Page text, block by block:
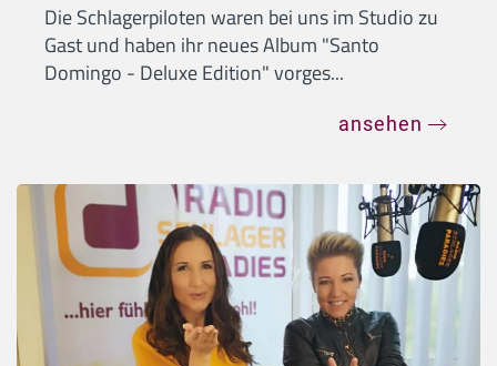
Die Schlagerpiloten waren bei uns im Studio zu
Gast und haben ihr neues Album "Santo
Domingo - Deluxe Edition" vorges...
ansehen